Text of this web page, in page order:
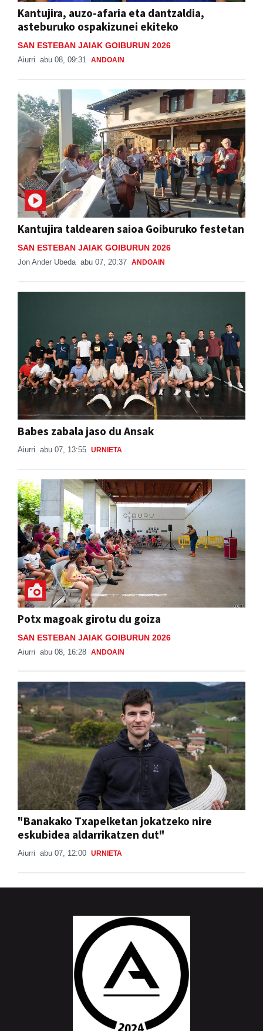
Kantujira, auzo-afaria eta dantzaldia,
asteburuko ospakizunei ekiteko
SAN ESTEBAN JAIAK GOIBURUN 2026
Aiurri abu 08, 09:31 ANDOAIN
Kantujira taldearen saioa Goiburuko festetan
SAN ESTEBAN JAIAK GOIBURUN 2026
Jon Ander Ubeda abu 07, 20:37 ANDOAIN
Babes zabala jaso du Ansak
Aiurri abu 07, 13:55 URNIETA
Potx magoak girotu du goiza
SAN ESTEBAN JAIAK GOIBURUN 2026
Aiurri abu 08, 16:28 ANDOAIN
"Banakako Txapelketan jokatzeko nire
eskubidea aldarrikatzen dut"
Aiurri abu 07, 12:00 URNIETA